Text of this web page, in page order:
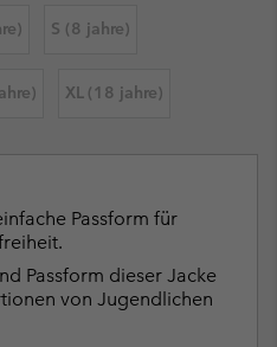
S (8 jahre)
XL (18 jahre)
Passform für
Passform dieser Jacke
von Jugendlichen